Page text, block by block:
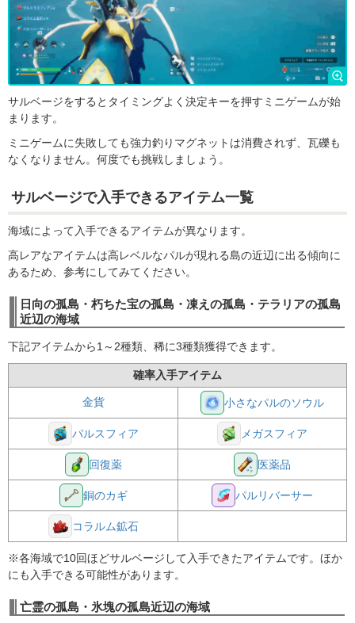
サルベージをするとタイミングよく決定キーを押すミニゲームが始
まります。
ミニゲームに失敗しても強力釣りマグネットは消費されず、瓦礫も
なくなりません。何度でも挑戦しましょう。
サルベージで入手できるアイテム一覧
海域によって入手できるアイテムが異なります。
高レアなアイテムは高レベルなパルが現れる島の近辺に出る傾向に
あるため、参考にしてみてください。
日向の孤島・朽ちた宝の孤島・凍えの孤島・テラリアの孤島
近辺の海域
下記アイテムから1～2種類、稀に3種類獲得できます。
確率入手アイテム
金貨 小さなパルのソウル
パルスフィア メガスフィア
回復薬 医薬品
銅のカギ パルリバーサー
コラルム鉱石
※各海域で10回ほどサルベージして入手できたアイテムです。ほか
にも入手できる可能性があります。
亡霊の孤島・氷塊の孤島近辺の海域